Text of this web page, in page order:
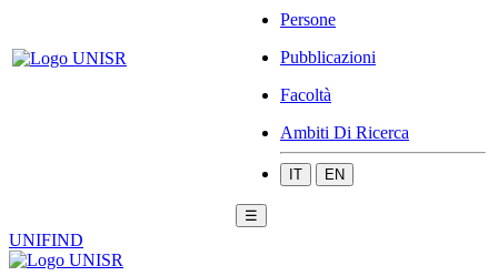
Persone
Pubblicazioni
Facoltà
Ambiti Di Ricerca
IT EN
☰
UNIFIND